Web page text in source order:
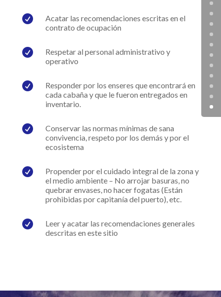

Acatar las recomendaciones escritas en el
contrato de ocupación

Respetar al personal administrativo y
operativo

Responder por los enseres que encontrará en
cada cabaña y que le fueron entregados en
inventario.

Conservar las normas mínimas de sana
convivencia, respeto por los demás y por el
ecosistema

Propender por el cuidado integral de la zona y
el medio ambiente – No arrojar basuras, no
quebrar envases, no hacer fogatas (Están
prohibidas por capitanía del puerto), etc.

Leer y acatar las recomendaciones generales
descritas en este sitio